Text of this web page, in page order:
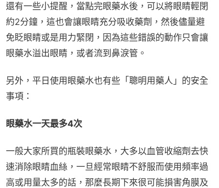
還有一些小提醒，當點完眼藥水後，可以將眼睛輕閉
約2分鐘，這也會讓眼睛充分吸收藥劑，然後儘量避
免眨眼睛或是用力緊閉，因為這些錯誤的動作只會讓
眼藥水溢出眼睛，或者流到鼻淚管。
另外，平日使用眼藥水也有些「聰明用藥人」的安全
事項：
眼藥水一天最多4次
一般大家所買的瓶裝眼藥水，大多以血管收縮劑去快
速消除眼睛血絲，一旦經常眼睛不舒服而使用頻率過
高或用量太多的話，那麼長期下來很可能損害角膜及